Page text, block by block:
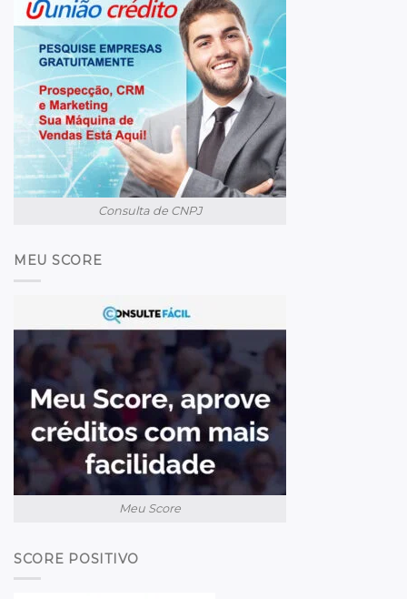
Consulta de CNPJ
MEU SCORE
Meu Score
SCORE POSITIVO